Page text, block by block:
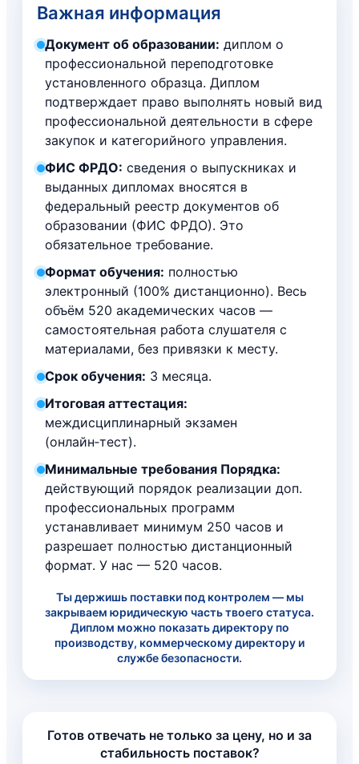
11.15. Личная ответственность за
корректность данных на тендерных
площадках
12.13. Формирование команды закупок
12.14. Подготовка к итоговому
междисциплинарному тесту: право,
экономика, переговоры, управление
поставщиком
12.15. Пакет выпускника: диплом о
профпереподготовке с фиксацией
готовности выполнять функции
менеджера по закупкам в
промышленности и ритейле
Важная информация
Документ об образовании: диплом о
профессиональной переподготовке
установленного образца. Диплом
подтверждает право выполнять новый вид
профессиональной деятельности в сфере
закупок и категорийного управления.
ФИС ФРДО: сведения о выпускниках и
выданных дипломах вносятся в
федеральный реестр документов об
образовании (ФИС ФРДО). Это
обязательное требование.
Формат обучения: полностью
электронный (100% дистанционно). Весь
объём 520 академических часов —
самостоятельная работа слушателя с
материалами, без привязки к месту.
Срок обучения: 3 месяца.
Итоговая аттестация:
междисциплинарный экзамен
(онлайн‑тест).
Минимальные требования Порядка:
действующий порядок реализации доп.
профессиональных программ
устанавливает минимум 250 часов и
разрешает полностью дистанционный
формат. У нас — 520 часов.
Ты держишь поставки под контролем — мы
закрываем юридическую часть твоего статуса.
Диплом можно показать директору по
производству, коммерческому директору и
службе безопасности.
Готов отвечать не только за цену, но и за
стабильность поставок?